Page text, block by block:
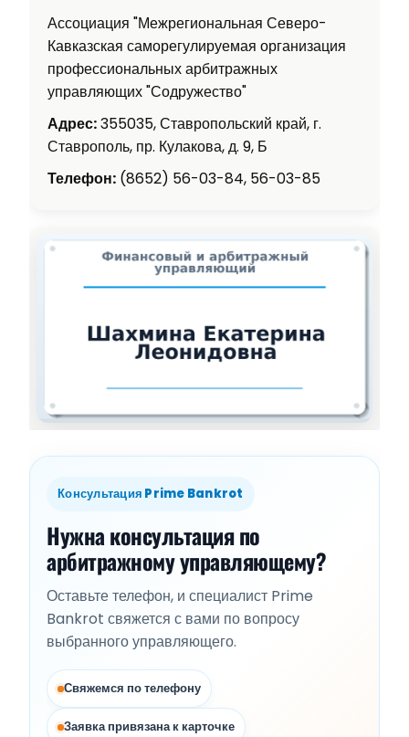
Ассоциация "Межрегиональная Северо-
Кавказская саморегулируемая организация
профессиональных арбитражных
управляющих "Содружество"
Адрес:355035, Ставропольский край, г.
Ставрополь, пр. Кулакова, д. 9, Б
Телефон: (8652) 56-03-84, 56-03-85
Консультация Prime Bankrot
Нужна консультация по
арбитражному управляющему?
Оставьте телефон, и специалист Prime
Bankrot свяжется с вами по вопросу
выбранного управляющего.
Свяжемся по телефону
Заявка привязана к карточке